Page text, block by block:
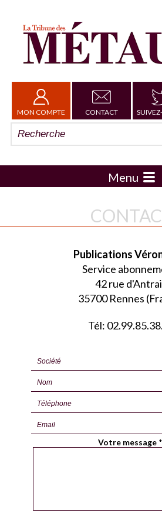
MON COMPTE CONTACT
Menu
Publications
Service
42 rue
35700 Rennes
Tél:
Votre message *